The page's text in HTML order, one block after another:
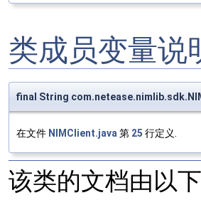
类成员变量说
final String
在文件 NIMClient.java 第 25 行定义.
该类的文档由以